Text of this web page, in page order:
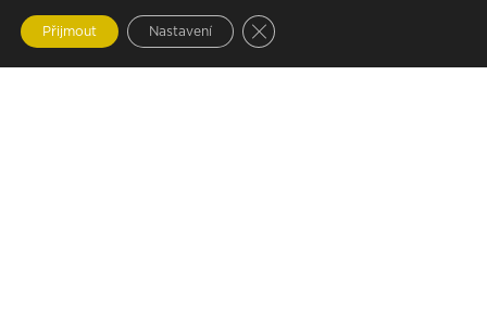
Přijmout Nastavení Zavřít cookie lištu GDPR